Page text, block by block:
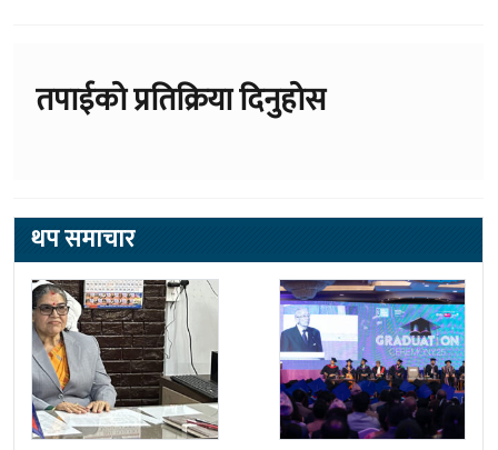
तपाईको प्रतिक्रिया दिनुहोस
थप समाचार